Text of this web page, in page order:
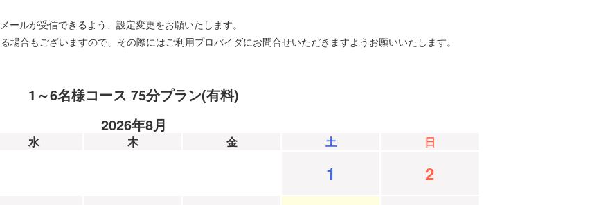
ールが受信できるよう、設定変更をお願いたします。
場合もございますので、その際にはご利用プロバイダにお問合せいただきますようお願いいたします。
1～6名様コース 75分プラン(有料)
2026年8月
水 木 金 土 日
1
2